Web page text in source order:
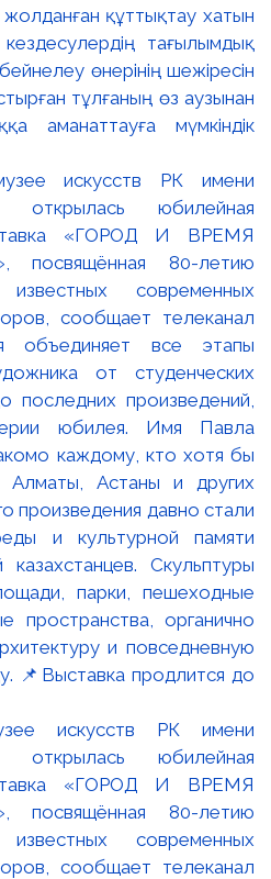
құттықтау хатын
тағылымдық
өнерінің шежіресін
тұлғаның өз аузынан
аманаттауға мүмкіндік
искусств РК имени
открылась юбилейная
«ГОРОД И ВРЕМЯ
80-летию
современных
сообщает телеканал